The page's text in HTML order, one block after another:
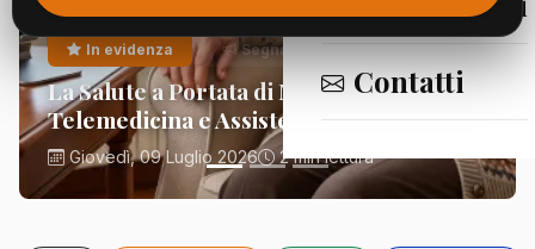
Contatti
In evidenza Segnalazioni
La Salute a Portata di Mano:
Telemedicina e Assistenza Domiciliare
Giovedì, 09 Luglio 2026 2 min lettura